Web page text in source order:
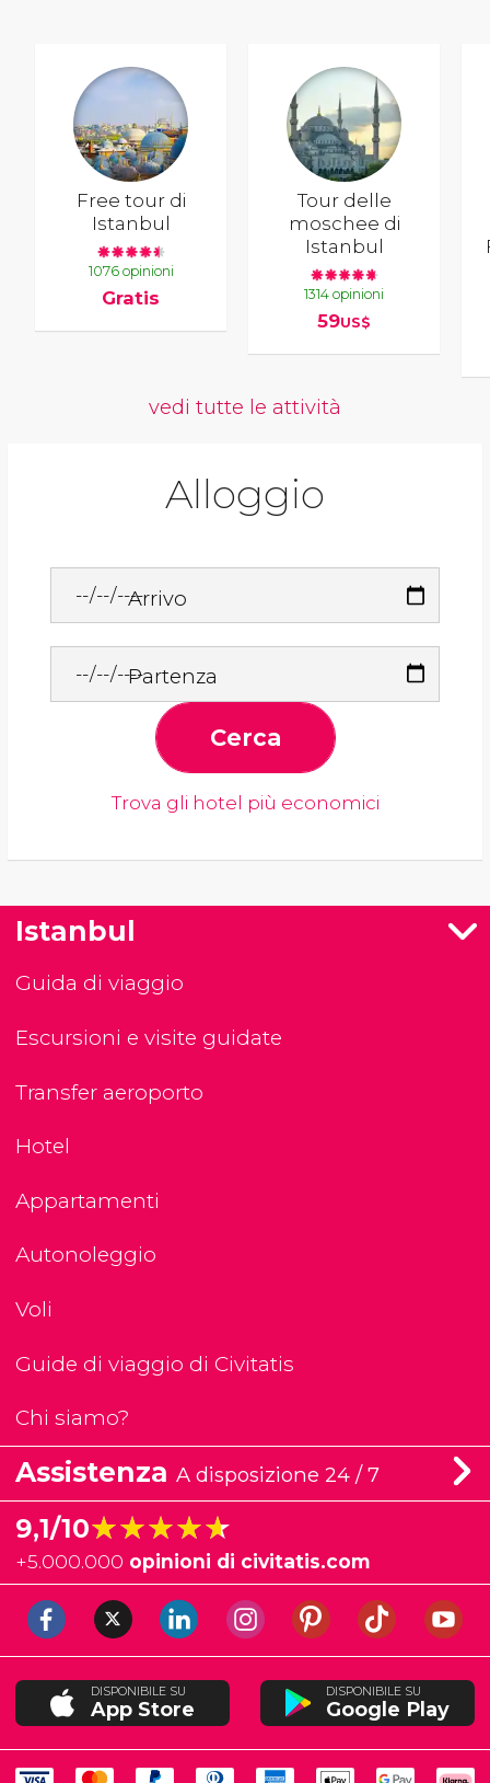
Free tour di
Istanbul
1076 opinioni
Gratis
Tour delle
moschee di
Istanbul
1314 opinioni
59US$
vedi tutte le attività
Alloggio
Arrivo
Partenza
Cerca
Trova gli hotel più economici
Istanbul
Guida di viaggio
Escursioni e visite guidate
Transfer aeroporto
Hotel
Appartamenti
Autonoleggio
Voli
Guide di viaggio di Civitatis
Chi siamo?
Assistenza A disposizione 24 / 7
9,1/10★★★★★
★★★★★
+5.000.000 opinioni di civitatis.com
DISPONIBILE SU
App Store
DISPONIBILE SU
Google Play